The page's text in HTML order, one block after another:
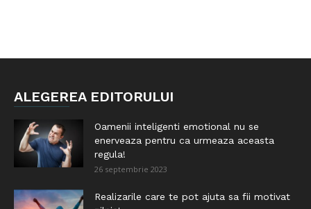
ALEGEREA EDITORULUI
Oamenii inteligenti emotional nu se
enerveaza pentru ca urmeaza aceasta
regula!
26 septembrie 2023
Realizarile care te pot ajuta sa fii motivat